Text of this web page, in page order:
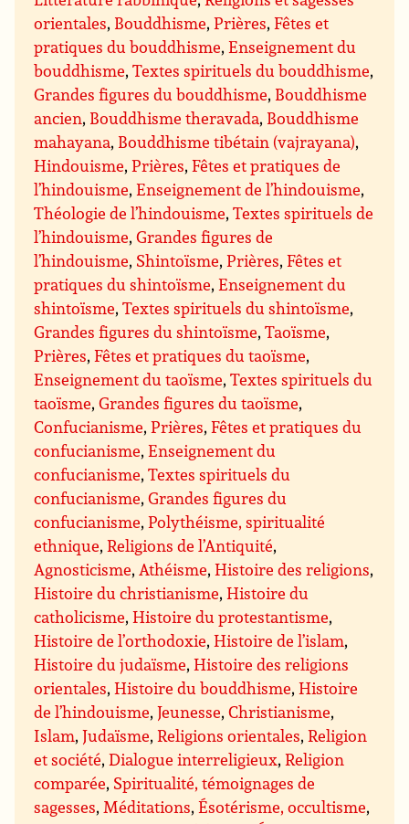
orientales, Bouddhisme,Prières,Fêtes et
pratiques du bouddhisme,Enseignement du
bouddhisme,Textes spirituels du bouddhisme,
Grandes figures du bouddhisme, Bouddhisme
ancien, Bouddhisme theravada, Bouddhisme
mahayana, Bouddhisme tibétain (vajrayana),
Hindouisme,Prières,Fêtes et pratiques de
l’hindouisme,Enseignement de l’hindouisme,
Théologie de l’hindouisme,Textes spirituels de
l’hindouisme,Grandes figures de
l’hindouisme, Shintoïsme,Prières,Fêtes et
pratiques du shintoïsme,Enseignement du
shintoïsme,Textes spirituels du shintoïsme,
Grandes figures du shintoïsme,Taoïsme,
Prières,Fêtes et pratiques du taoïsme,
Enseignement du taoïsme,Textes spirituels du
taoïsme,Grandes figures du taoïsme,
Confucianisme,Prières,Fêtes et pratiques du
confucianisme,Enseignement du
confucianisme,Textes spirituels du
confucianisme,Grandes figures du
confucianisme,Polythéisme, spiritualité
ethnique,Religions de l’Antiquité,
Agnosticisme, Athéisme,Histoire des religions,
Histoire du christianisme,Histoire du
catholicisme,Histoire du protestantisme,
Histoire de l’orthodoxie,Histoire de l’islam,
Histoire du judaïsme,Histoire des religions
orientales,Histoire du bouddhisme,Histoire
de l’hindouisme,Jeunesse,Christianisme,
Islam,Judaïsme,Religions orientales,Religion
et société,Dialogue interreligieux,Religion
comparée, Spiritualité, témoignages de
sagesses, Méditations,Ésotérisme, occultisme,